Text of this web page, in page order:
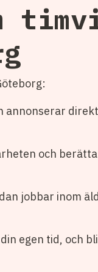
annonserar
och
jobbar inom
egen tid, och